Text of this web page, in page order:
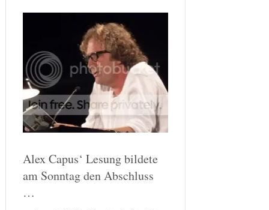
Alex Capus‘ Lesung bildete
am Sonntag den Abschluss
…